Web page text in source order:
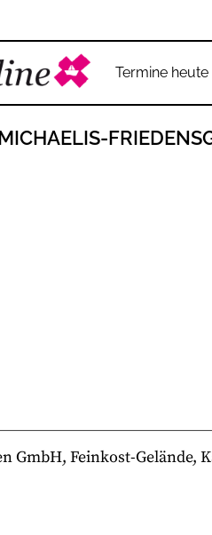
Termine heute
GmbH, Feinkost-Gelände,